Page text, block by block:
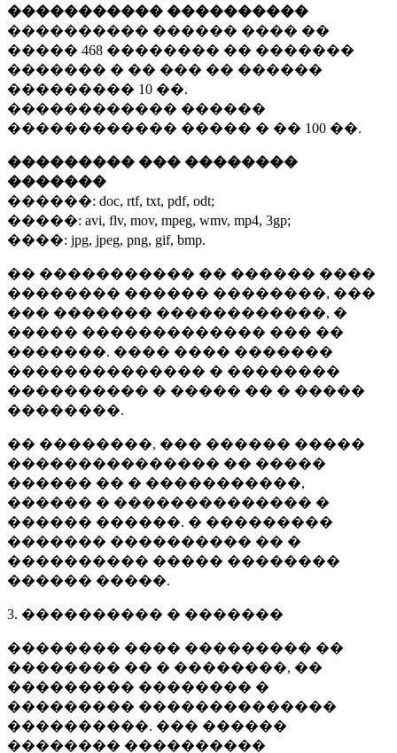
����������� ����������
���������� ������ ���� ��
����� 468 �������� �� �������
������� � �� ��� �� ������
��������� 10 ��.
������������ ������
������������ ����� � �� 100 ��.
��������� ��� ��������
�������
������: doc, rtf, txt, pdf, odt;
�����: avi, flv, mov, mpeg, wmv, mp4, 3gp;
����: jpg, jpeg, png, gif, bmp.
�� ����������� �� ������ ����
�������� ������ ��������, ���
��� ������� ������������, �
����� ������������� ��� ��
�������. ���� ���� �������
�������������� � ��������
���������� � ����� �� � �����
��������.
�� ��������, ��� ������ �����
��������������� �� �����
������ �� � �����������,
������ � �������������� �
������ ������. � ���������
������� ���������� �� �
���������� ����� ��������
������ �����.
3. ���������� � �������
�������� ���� ��������� ��
�������� �� � ��������, ��
��������� �������� �
��������� ��������������
����������. ��� ������
�������� ����������